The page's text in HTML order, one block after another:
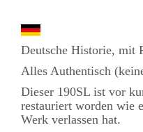
Deutsche Historie, mit
Alles Authentisch
Dieser 190SL ist vor
restauriert worden wie
Werk verlassen hat.